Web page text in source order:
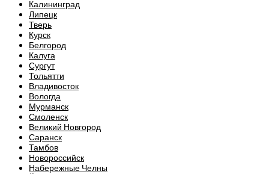
Калининград
Липецк
Тверь
Курск
Белгород
Калуга
Сургут
Тольятти
Владивосток
Вологда
Мурманск
Смоленск
Великий Новгород
Саранск
Тамбов
Новороссийск
Набережные Челны